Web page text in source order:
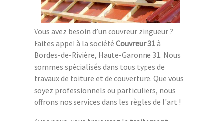
Vous avez besoin d’un couvreur zingueur ?
Faites appel à la société Couvreur 31à
Bordes-de-Rivière, Haute-Garonne 31. Nous
sommes spécialisés dans tous types de
travaux de toiture et de couverture. Que vous
soyez professionnels ou particuliers, nous
offrons nos services dans les règles de l'art !